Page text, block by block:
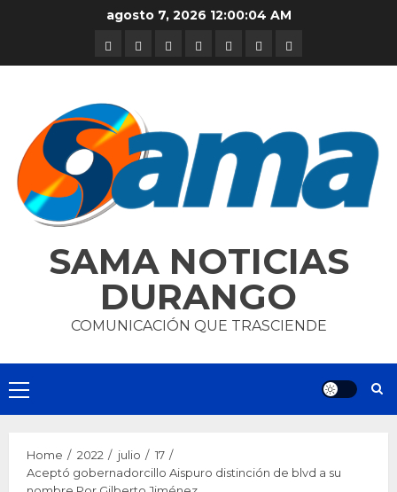
agosto 7, 2026 12:00:04 AM
DURANGO
NACIONAL
INTERNACIONAL
DEPORTES
ENTRETENIMIENTO
CIENCIA
Y
OPINION
SAMA NOTICIAS
DURANGO
COMUNICACIÓN QUE TRASCIENDE
Primary
Menu
Home 2022 julio
17
Aceptó gobernadorcillo Aispuro distinción de blvd a su